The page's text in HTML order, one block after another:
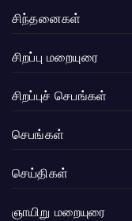
சிந்தனைகள்
சிறப்பு மறையுரை
சிறப்புச் செபங்கள்
செபங்கள்
செய்திகள்
ஞாயிறு மறையுரை